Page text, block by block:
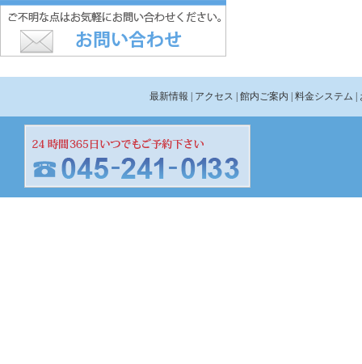
最新情報 | アクセス | 館内ご案内 | 料金システム